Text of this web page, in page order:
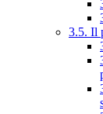
3.5. Il